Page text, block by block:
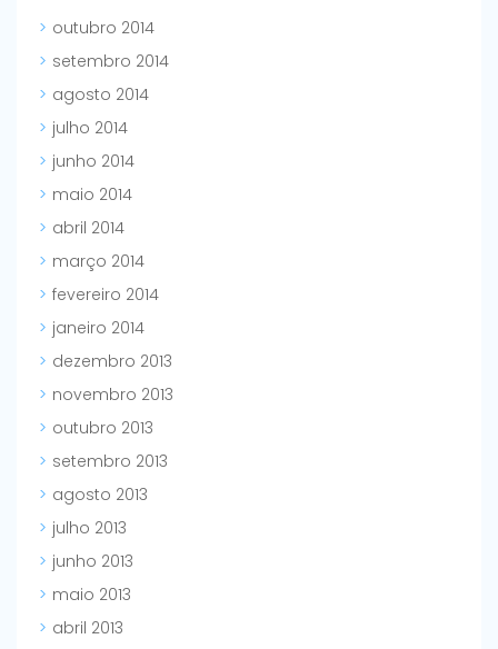
outubro 2014
setembro 2014
agosto 2014
julho 2014
junho 2014
maio 2014
abril 2014
março 2014
fevereiro 2014
janeiro 2014
dezembro 2013
novembro 2013
outubro 2013
setembro 2013
agosto 2013
julho 2013
junho 2013
maio 2013
abril 2013